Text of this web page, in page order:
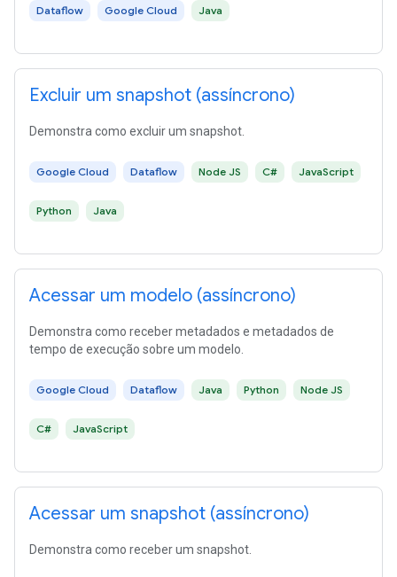
Dataflow Google Cloud Java
Excluir um snapshot (assíncrono)
Demonstra como excluir um snapshot.
Google Cloud Dataflow Node JS C# JavaScript
Python Java
Acessar um modelo (assíncrono)
Demonstra como receber metadados e metadados de
tempo de execução sobre um modelo.
Google Cloud Dataflow Java Python Node JS
C# JavaScript
Acessar um snapshot (assíncrono)
Demonstra como receber um snapshot.